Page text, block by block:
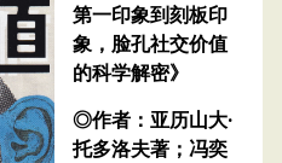
第一印象到刻板印
象，脸孔社交价值
的科学解密》
◎作者：亚历山大·
托多洛夫著；冯奕